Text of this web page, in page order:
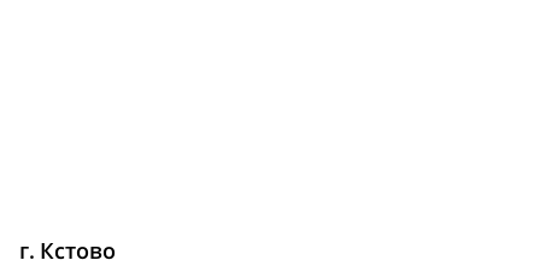
г. Кстово